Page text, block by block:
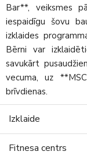
Bar**, veiksmes
iespaidīgu šovu
izklaides
Bērni var
savukārt
vecuma, uz
brīvdienas.
Izklaide
Fitnesa centrs